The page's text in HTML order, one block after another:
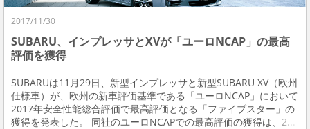
2017/11/30
SUBARU、インプレッサとXVが「ユーロNCAP」の最高
評価を獲得
SUBARUは11月29日、新型インプレッサと新型SUBARU XV（欧州
仕様車）が、欧州の新車評価基準である「ユーロNCAP」において
2017年安全性能総合評価で最高評価となる「ファイブスター」の
獲得を発表した。 同社のユーロNCAPでの最高評価の獲得は、2...